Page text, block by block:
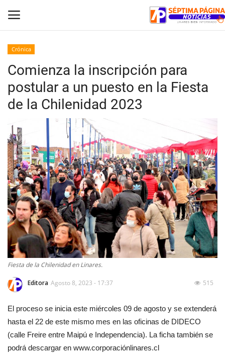
Inicio
Crónica
Tribunales
Deporte
Política
Espectáculos
Crónica
Comienza la inscripción para
postular a un puesto en la Fiesta
de la Chilenidad 2023
Fiesta de la Chilenidad en Linares.
Editora Agosto 8, 2023 - 17:37 515
El proceso se inicia este miércoles 09 de agosto y se extenderá
hasta el 22 de este mismo mes en las oficinas de DIDECO
(calle Freire entre Maipú e Independencia). La ficha también se
podrá descargar en www.corporaciónlinares.cl